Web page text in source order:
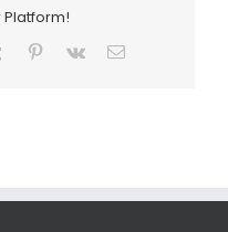
Platform!
Tumblr Pinterest
Vk Email